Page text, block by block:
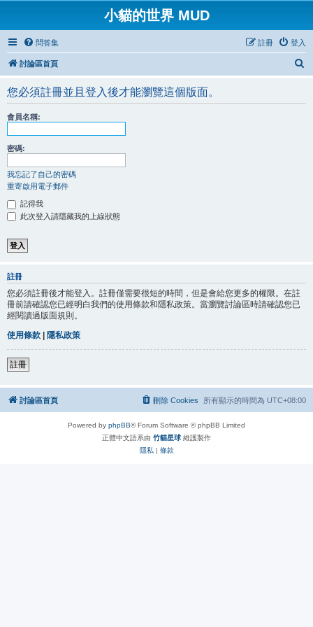
小貓的世界 MUD
問答集 登入
註冊
討論區首頁
您必須註冊並且登入後才能瀏覽這個版面。
會員名稱:
密碼:
我忘記了自己的密碼
重寄啟用電子郵件
記得我
此次登入請隱藏我的上線狀態
註冊
您必須註冊後才能登入。註冊僅需要很短的時間，但是會給您更多的權限。在註
冊前請確認您已經明白我們的使用條款和隱私政策。當瀏覽討論區時請確認您已
經閱讀過版面規則。
使用條款 | 隱私政策
註冊
討論區首頁 所有顯示的時間為 UTC+08:00
刪除 Cookies
Powered by phpBB® Forum Software © phpBB Limited
正體中文語系由 竹貓星球 維護製作
隱私 | 條款